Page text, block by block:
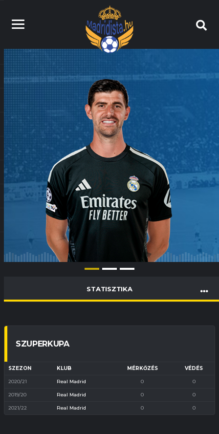
STATISZTIKA
SZUPERKUPA
SZEZON KLUB MÉRKŐZÉS VÉDÉS
2020/21 Real Madrid 0 0
2019/20 Real Madrid 0 0
2021/22 Real Madrid 0 0